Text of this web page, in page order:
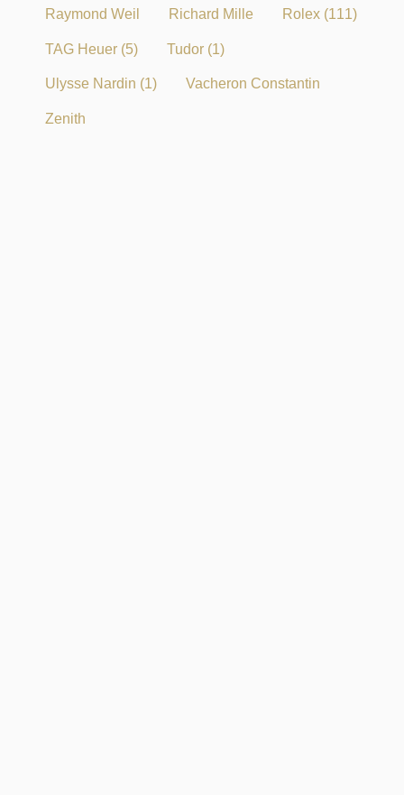
Raymond Weil Richard Mille Rolex (111)
TAG Heuer (5) Tudor (1)
Ulysse Nardin (1) Vacheron Constantin
Zenith